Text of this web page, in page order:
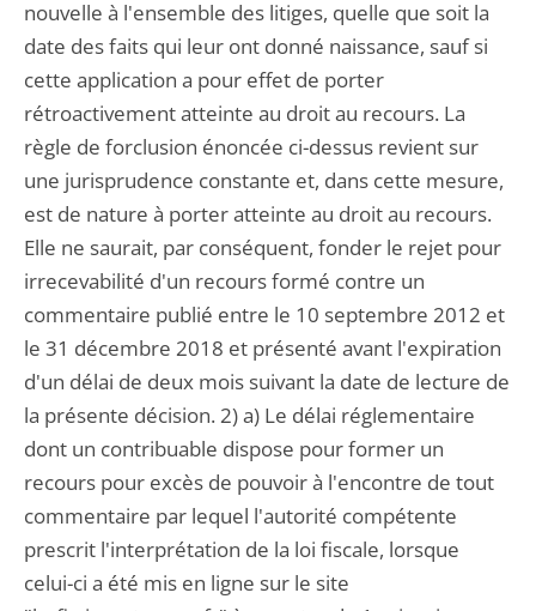
nouvelle à l'ensemble des litiges, quelle que soit la
date des faits qui leur ont donné naissance, sauf si
cette application a pour effet de porter
rétroactivement atteinte au droit au recours. La
règle de forclusion énoncée ci-dessus revient sur
une jurisprudence constante et, dans cette mesure,
est de nature à porter atteinte au droit au recours.
Elle ne saurait, par conséquent, fonder le rejet pour
irrecevabilité d'un recours formé contre un
commentaire publié entre le 10 septembre 2012 et
le 31 décembre 2018 et présenté avant l'expiration
d'un délai de deux mois suivant la date de lecture de
la présente décision. 2) a) Le délai réglementaire
dont un contribuable dispose pour former un
recours pour excès de pouvoir à l'encontre de tout
commentaire par lequel l'autorité compétente
prescrit l'interprétation de la loi fiscale, lorsque
celui-ci a été mis en ligne sur le site